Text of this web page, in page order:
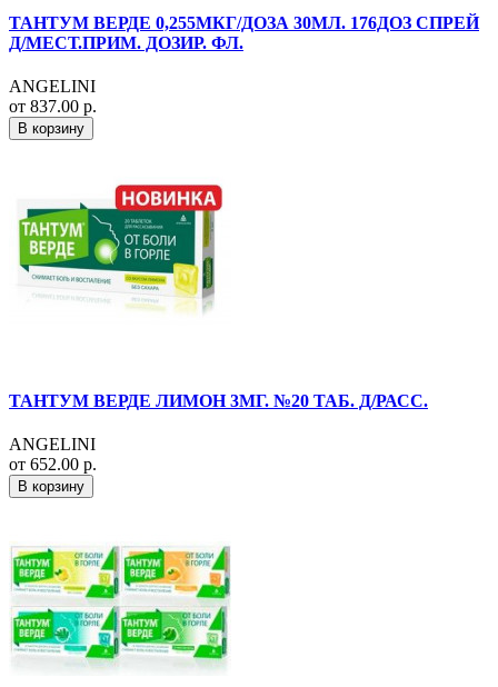
ТАНТУМ ВЕРДЕ 0,255МКГ/ДОЗА 30МЛ. 176ДОЗ СПРЕЙ
Д/МЕСТ.ПРИМ. ДОЗИР. ФЛ.
ANGELINI
от 837.00 р.
В корзину
ТАНТУМ ВЕРДЕ ЛИМОН 3МГ. №20 ТАБ. Д/РАСС.
ANGELINI
от 652.00 р.
В корзину